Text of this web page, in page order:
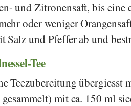
und Zitronensaft, bis eine
oder weniger
Salz und Pfeffer ab und
Tee
Teezubereitung übergiesst
mit ca. 150 ml